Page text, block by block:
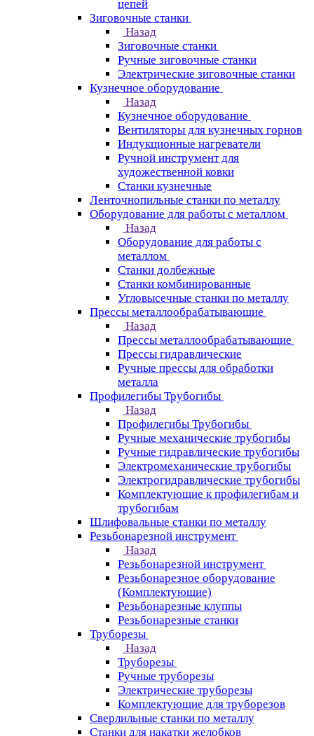
цепей
Зиговочные станки
Назад
Зиговочные станки
Ручные зиговочные станки
Электрические зиговочные станки
Кузнечное оборудование
Назад
Кузнечное оборудование
Вентиляторы для кузнечных горнов
Индукционные нагреватели
Ручной инструмент для
художественной ковки
Станки кузнечные
Ленточнопильные станки по металлу
Оборудование для работы с металлом
Назад
Оборудование для работы с
металлом
Станки долбежные
Станки комбинированные
Угловысечные станки по металлу
Прессы металлообрабатывающие
Назад
Прессы металлообрабатывающие
Прессы гидравлические
Ручные прессы для обработки
металла
Профилегибы Трубогибы
Назад
Профилегибы Трубогибы
Ручные механические трубогибы
Ручные гидравлические трубогибы
Электромеханические трубогибы
Электрогидравлические трубогибы
Комплектующие к профилегибам и
трубогибам
Шлифовальные станки по металлу
Резьбонарезной инструмент
Назад
Резьбонарезной инструмент
Резьбонарезное оборудование
(Комплектующие)
Резьбонарезные клуппы
Резьбонарезные станки
Труборезы
Назад
Труборезы
Ручные труборезы
Электрические труборезы
Комплектующие для труборезов
Сверлильные станки по металлу
Станки для накатки желобков